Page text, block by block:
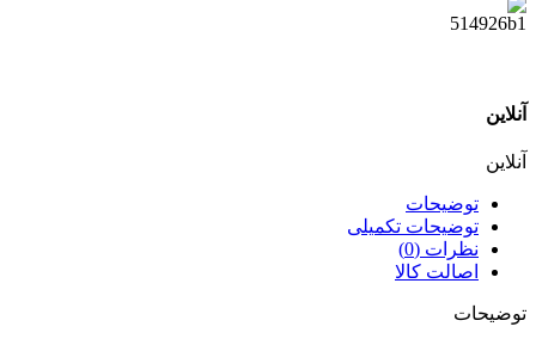
آنلاین
آنلاین
توضیحات
توضیحات تکمیلی
نظرات (0)
اصالت کالا
توضیحات